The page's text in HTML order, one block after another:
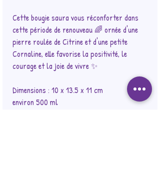
Cette bougie saura vous réconforter dans
cette période de renouveau 🌈 ornée d'une
pierre roulée de Citrine et d'une petite
Cornaline, elle favorise la positivité, le
courage et la joie de vivre ✨
Dimensions : 10 x 13.5 x 11 cm
environ 500 ml